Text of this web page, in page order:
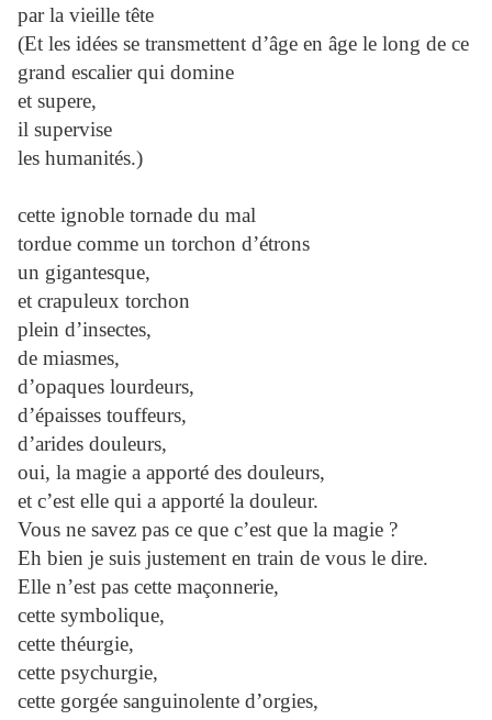
par la vieille tête
(Et les idées se transmettent d’âge en âge le long de ce
grand escalier qui domine
et supere,
il supervise
les humanités.)
cette ignoble tornade du mal
tordue comme un torchon d’étrons
un gigantesque,
et crapuleux torchon
plein d’insectes,
de miasmes,
d’opaques lourdeurs,
d’épaisses touffeurs,
d’arides douleurs,
oui, la magie a apporté des douleurs,
et c’est elle qui a apporté la douleur.
Vous ne savez pas ce que c’est que la magie ?
Eh bien je suis justement en train de vous le dire.
Elle n’est pas cette maçonnerie,
cette symbolique,
cette théurgie,
cette psychurgie,
cette gorgée sanguinolente d’orgies,